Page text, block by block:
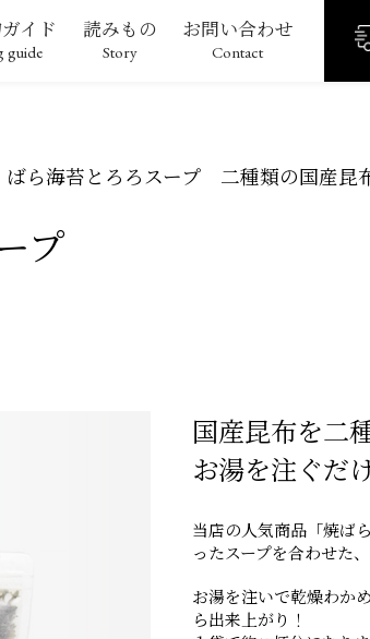
イド
guide
読みもの
Story
お問い合わせ
Contact
ばら海苔とろろスープ 二種類の国産昆
プ
国産昆布を二
お湯を注ぐだ
当店の人気商品「焼ば
ったスープを合わせた
お湯を注いで乾燥わか
ら出来上がり！